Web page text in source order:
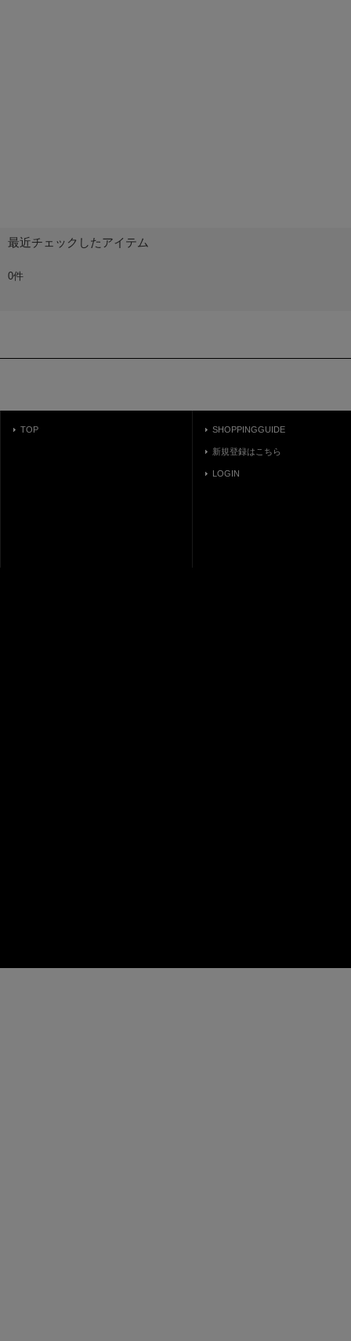
最近チェックしたアイテム
0件
TOP SHOPPINGGUIDE
新規登録はこちら
LOGIN